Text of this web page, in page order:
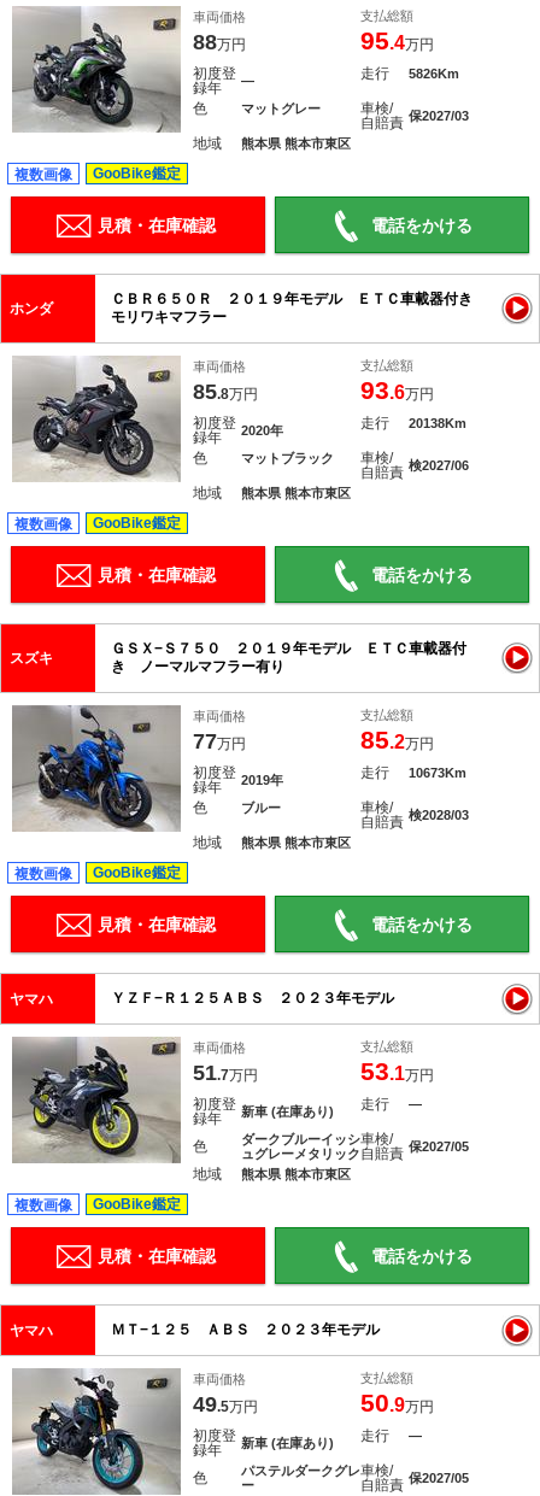
車両価格
88万円
支払総額
95.4万円
初度登
録年
― 走行 5826Km
色 マットグレー
車検/
自賠責 保2027/03
地域 熊本県 熊本市東区
複数画像 GooBike鑑定
見積・在庫確認 電話をかける
ホンダ
ＣＢＲ６５０Ｒ ２０１９年モデル ＥＴＣ車載器付き
モリワキマフラー
車両価格
85.8万円
支払総額
93.6万円
初度登
録年
2020年 走行 20138Km
色 マットブラック
車検/
自賠責 検2027/06
地域 熊本県 熊本市東区
複数画像 GooBike鑑定
見積・在庫確認 電話をかける
スズキ
ＧＳＸ−Ｓ７５０ ２０１９年モデル ＥＴＣ車載器付
き ノーマルマフラー有り
車両価格
77万円
支払総額
85.2万円
初度登
録年
2019年 走行 10673Km
色 ブルー
車検/
自賠責 検2028/03
地域 熊本県 熊本市東区
複数画像 GooBike鑑定
見積・在庫確認 電話をかける
ヤマハ ＹＺＦ−Ｒ１２５ＡＢＳ ２０２３年モデル
車両価格
51.7万円
支払総額
53.1万円
初度登
録年
新車 (在庫あり) 走行 ―
色
ダークブルーイッシ
ュグレーメタリック
車検/
自賠責 保2027/05
地域 熊本県 熊本市東区
複数画像 GooBike鑑定
見積・在庫確認 電話をかける
ヤマハ ＭＴ−１２５ ＡＢＳ ２０２３年モデル
車両価格
49.5万円
支払総額
50.9万円
初度登
録年
新車 (在庫あり) 走行 ―
色
パステルダークグレ
ー
車検/
自賠責 保2027/05